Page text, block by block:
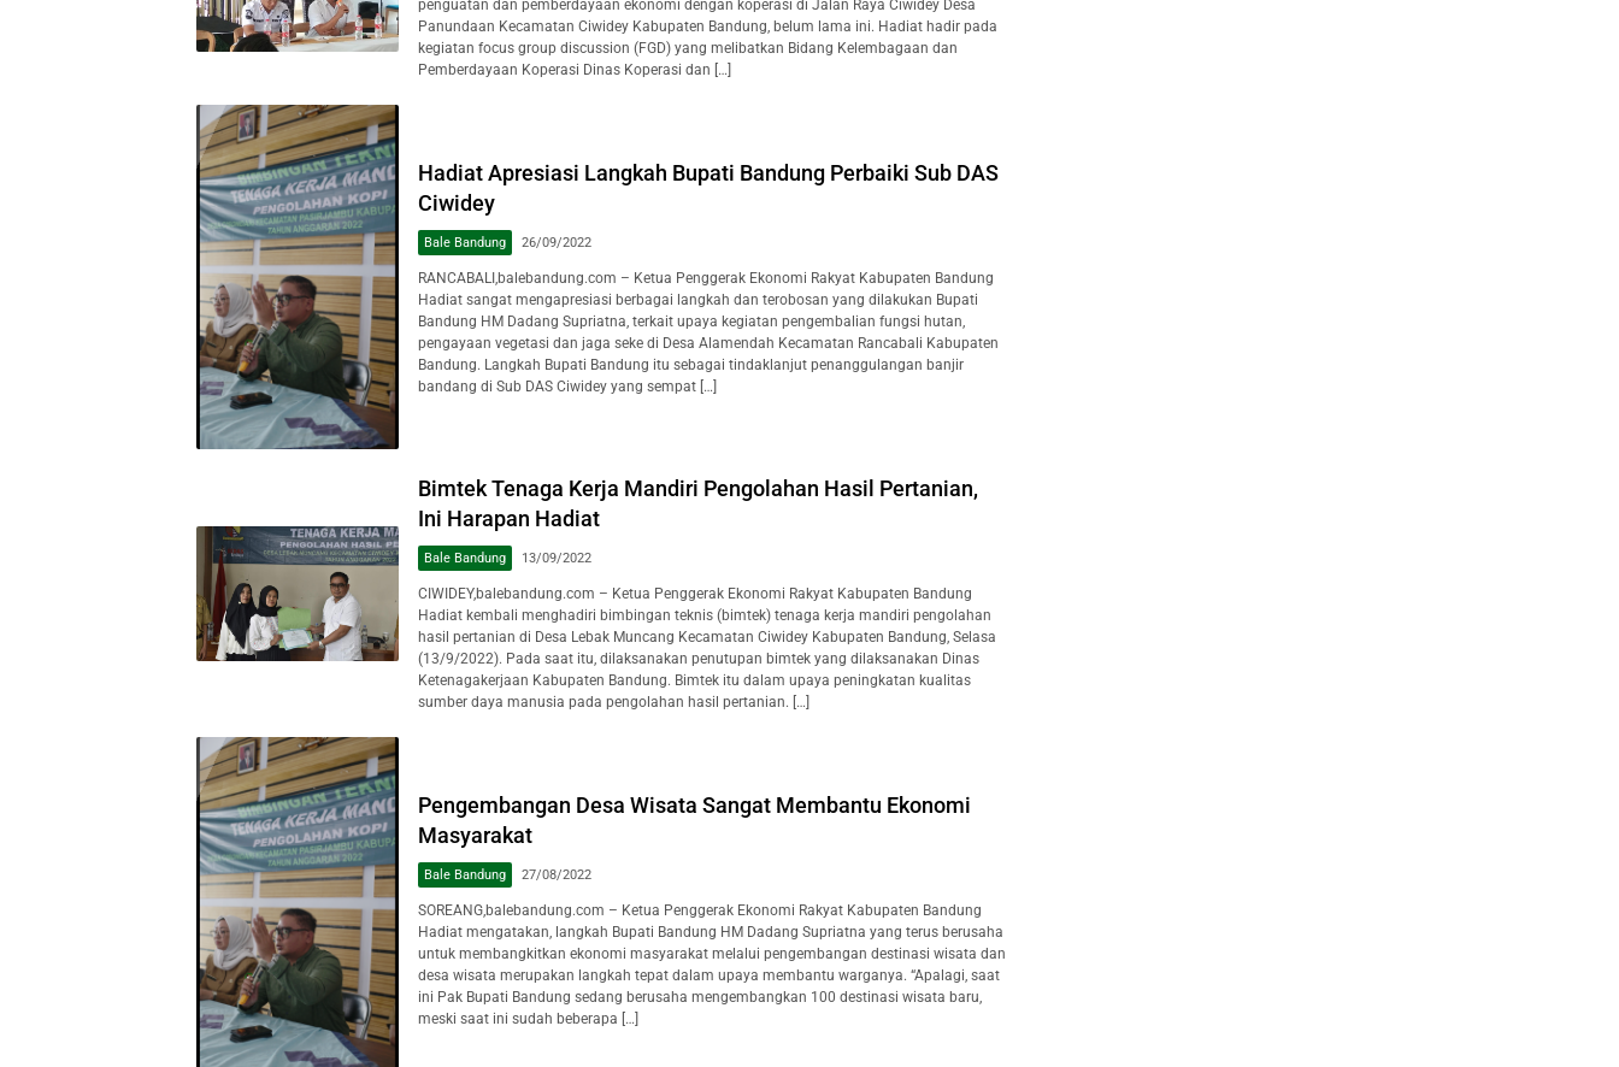
penguatan dan pemberdayaan ekonomi dengan koperasi di Jalan Raya Ciwidey Desa
Panundaan Kecamatan Ciwidey Kabupaten Bandung, belum lama ini. Hadiat hadir pada
kegiatan focus group discussion (FGD) yang melibatkan Bidang Kelembagaan dan
Pemberdayaan Koperasi Dinas Koperasi dan […]
Hadiat Apresiasi Langkah Bupati Bandung Perbaiki Sub DAS
Ciwidey
Bale Bandung 26/09/2022
RANCABALI,balebandung.com – Ketua Penggerak Ekonomi Rakyat Kabupaten Bandung
Hadiat sangat mengapresiasi berbagai langkah dan terobosan yang dilakukan Bupati
Bandung HM Dadang Supriatna, terkait upaya kegiatan pengembalian fungsi hutan,
pengayaan vegetasi dan jaga seke di Desa Alamendah Kecamatan Rancabali Kabupaten
Bandung. Langkah Bupati Bandung itu sebagai tindaklanjut penanggulangan banjir
bandang di Sub DAS Ciwidey yang sempat […]
Bimtek Tenaga Kerja Mandiri Pengolahan Hasil Pertanian,
Ini Harapan Hadiat
Bale Bandung 13/09/2022
CIWIDEY,balebandung.com – Ketua Penggerak Ekonomi Rakyat Kabupaten Bandung
Hadiat kembali menghadiri bimbingan teknis (bimtek) tenaga kerja mandiri pengolahan
hasil pertanian di Desa Lebak Muncang Kecamatan Ciwidey Kabupaten Bandung, Selasa
(13/9/2022). Pada saat itu, dilaksanakan penutupan bimtek yang dilaksanakan Dinas
Ketenagakerjaan Kabupaten Bandung. Bimtek itu dalam upaya peningkatan kualitas
sumber daya manusia pada pengolahan hasil pertanian. […]
Pengembangan Desa Wisata Sangat Membantu Ekonomi
Masyarakat
Bale Bandung 27/08/2022
SOREANG,balebandung.com – Ketua Penggerak Ekonomi Rakyat Kabupaten Bandung
Hadiat mengatakan, langkah Bupati Bandung HM Dadang Supriatna yang terus berusaha
untuk membangkitkan ekonomi masyarakat melalui pengembangan destinasi wisata dan
desa wisata merupakan langkah tepat dalam upaya membantu warganya. “Apalagi, saat
ini Pak Bupati Bandung sedang berusaha mengembangkan 100 destinasi wisata baru,
meski saat ini sudah beberapa […]